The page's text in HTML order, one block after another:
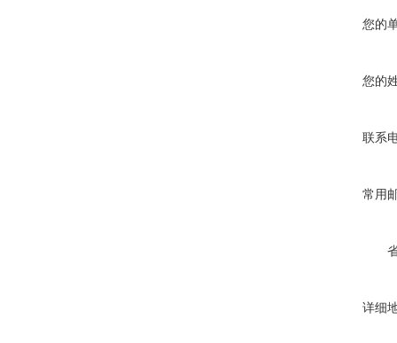
您的
您的
联系
常用
详细